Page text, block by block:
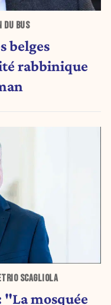
DU BUS
belges
rabbinique
SCAGLIOLA
"La mosquée